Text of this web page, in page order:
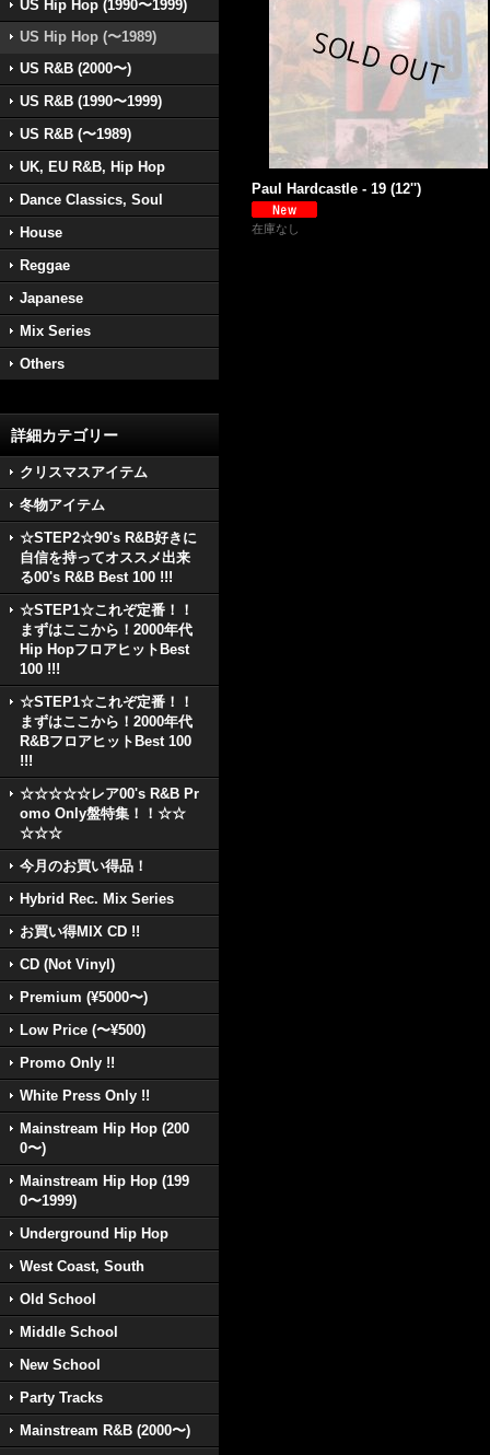
US Hip Hop (1990〜1999)
US Hip Hop (〜1989)
US R&B (2000〜)
US R&B (1990〜1999)
US R&B (〜1989)
UK, EU R&B, Hip Hop
Dance Classics, Soul
House
Reggae
Japanese
Mix Series
Others
詳細カテゴリー
クリスマスアイテム
冬物アイテム
☆STEP2☆90's R&B好きに
自信を持ってオススメ出来
る00's R&B Best 100 !!!
☆STEP1☆これぞ定番！！
まずはここから！2000年代
Hip HopフロアヒットBest
100 !!!
☆STEP1☆これぞ定番！！
まずはここから！2000年代
R&BフロアヒットBest 100
!!!
☆☆☆☆☆レア00's R&B Pr
omo Only盤特集！！☆☆
☆☆☆
今月のお買い得品！
Hybrid Rec. Mix Series
お買い得MIX CD !!
CD (Not Vinyl)
Premium (¥5000〜)
Low Price (〜¥500)
Promo Only !!
White Press Only !!
Mainstream Hip Hop (200
0〜)
Mainstream Hip Hop (199
0〜1999)
Underground Hip Hop
West Coast, South
Old School
Middle School
New School
Party Tracks
Mainstream R&B (2000〜)
Paul Hardcastle - 19 (12'')
在庫なし